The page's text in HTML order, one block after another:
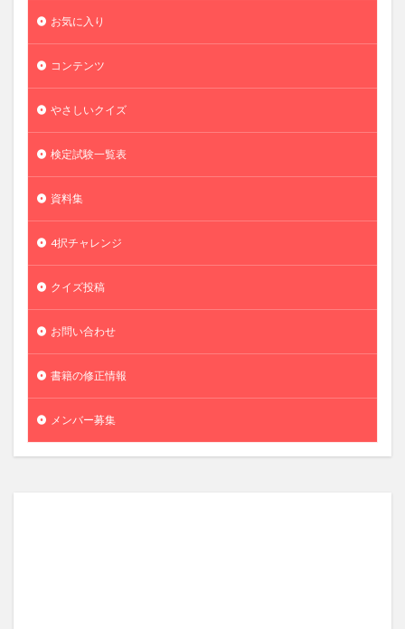
お気に入り
コンテンツ
やさしいクイズ
検定試験一覧表
資料集
4択チャレンジ
クイズ投稿
お問い合わせ
書籍の修正情報
メンバー募集